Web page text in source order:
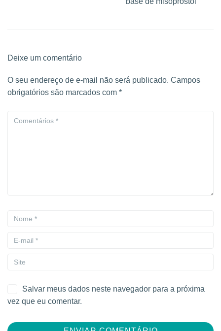
Deixe um comentário
O seu endereço de e-mail não será publicado. Campos
obrigatórios são marcados com *
Salvar meus dados neste navegador para a próxima
vez que eu comentar.